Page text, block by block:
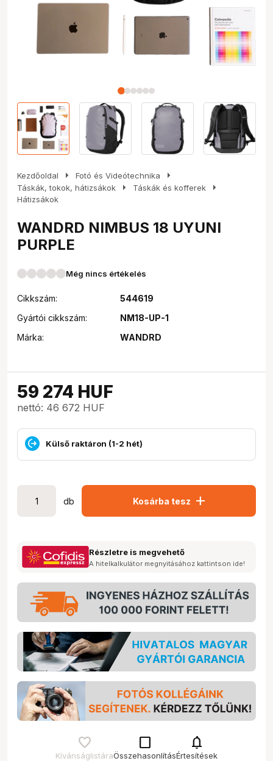
Kezdőoldal arrow_right Fotó és Videótechnika arrow_right
Táskák, tokok, hátizsákok arrow_right Táskák és kofferek arrow_right
Hátizsákok
WANDRD NIMBUS 18 UYUNI
PURPLE
Még nincs értékelés
Cikkszám:
544619
Gyártói cikkszám:
NM18-UP-1
Márka:
WANDRD
59 274 HUF
nettó: 46 672 HUF
Külső raktáron (1-2 hét)
db Kosárba tesz add
Részletre is megvehető
A hitelkalkulátor megnyitásához kattintson ide!
Kívánságlistára
check_box_outline_blank
Összehasonlítás
notifications
Értesítések